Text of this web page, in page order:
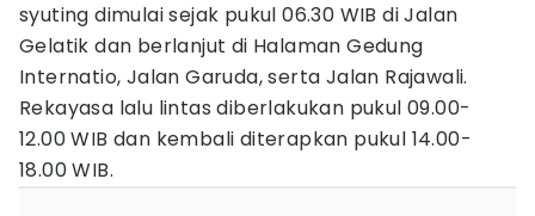
syuting dimulai sejak pukul 06.30 WIB di Jalan
Gelatik dan berlanjut di Halaman Gedung
Internatio, Jalan Garuda, serta Jalan Rajawali.
Rekayasa lalu lintas diberlakukan pukul 09.00-
12.00 WIB dan kembali diterapkan pukul 14.00-
18.00 WIB.